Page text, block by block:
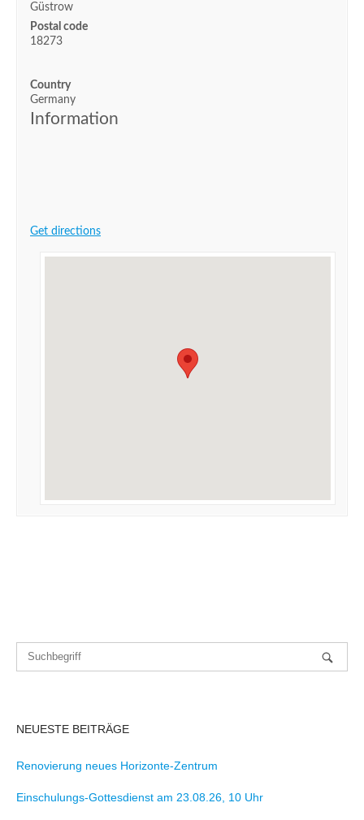
Güstrow
Postal code
18273
Country
Germany
Information
Get directions
NEUESTE BEITRÄGE
Renovierung neues Horizonte-Zentrum
Einschulungs-Gottesdienst am 23.08.26, 10 Uhr